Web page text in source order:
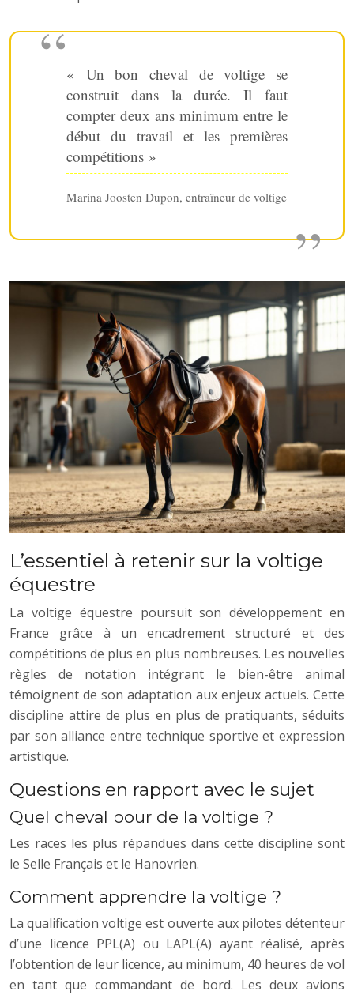
« Un bon cheval de voltige se
construit dans la durée. Il faut
compter deux ans minimum entre le
début du travail et les premières
compétitions »
Marina Joosten Dupon, entraîneur de voltige
L’essentiel à retenir sur la voltige
équestre
La voltige équestre poursuit son développement en
France grâce à un encadrement structuré et des
compétitions de plus en plus nombreuses. Les nouvelles
règles de notation intégrant le bien-être animal
témoignent de son adaptation aux enjeux actuels. Cette
discipline attire de plus en plus de pratiquants, séduits
par son alliance entre technique sportive et expression
artistique.
Questions en rapport avec le sujet
Quel cheval pour de la voltige ?
Les races les plus répandues dans cette discipline sont
le Selle Français et le Hanovrien.
Comment apprendre la voltige ?
La qualification voltige est ouverte aux pilotes détenteur
d’une licence PPL(A) ou LAPL(A) ayant réalisé, après
l’obtention de leur licence, au minimum, 40 heures de vol
en tant que commandant de bord. Les deux avions